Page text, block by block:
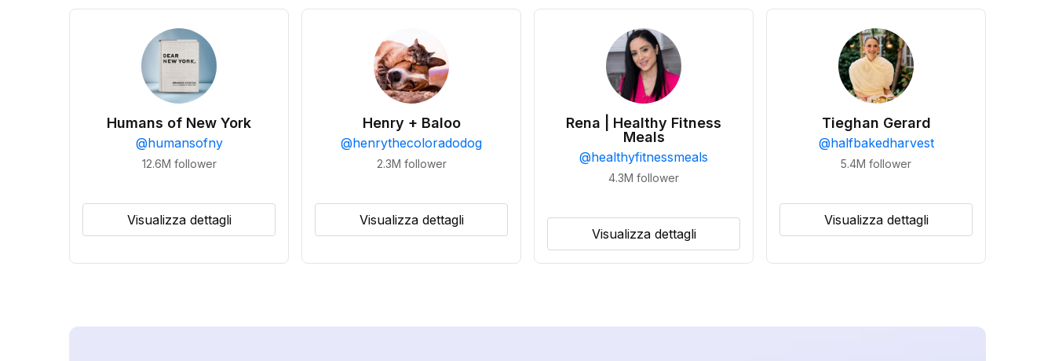
Humans of New York
@humansofny
12.6M follower
Visualizza dettagli
Henry + Baloo
@henrythecoloradodog
2.3M follower
Visualizza dettagli
Rena | Healthy Fitness
Meals
@healthyfitnessmeals
4.3M follower
Visualizza dettagli
Tieghan Gerard
@halfbakedharvest
5.4M follower
Visualizza dettagli